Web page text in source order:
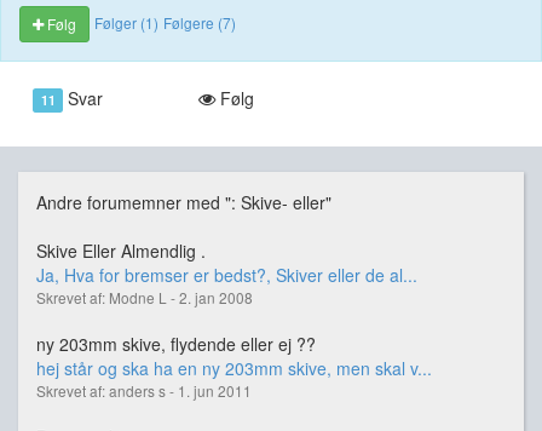
Følg
Følger (1) Følgere (7)
11 Svar Følg
Andre forumemner med ": Skive- eller"
Skive Eller Almendlig .
Ja, Hva for bremser er bedst?, Skiver eller de al...
Skrevet af: Modne L - 2. jan 2008
ny 203mm skive, flydende eller ej ??
hej står og ska ha en ny 203mm skive, men skal v...
Skrevet af: anders s - 1. jun 2011